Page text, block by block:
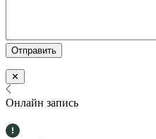
✕
Онлайн запись